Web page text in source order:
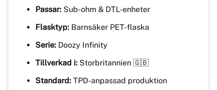
Passar: Sub-ohm & DTL-enheter
Flasktyp: Barnsäker PET-flaska
Serie: Doozy Infinity
Tillverkad i: Storbritannien 🇬🇧
Standard: TPD-anpassad produktion